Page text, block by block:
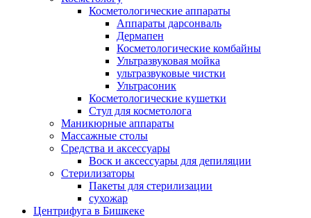
Косметологические аппараты
Аппараты дарсонваль
Дермапен
Косметологические комбайны
Ультразвуковая мойка
ультразвуковые чистки
Ультрасоник
Косметологические кушетки
Стул для косметолога
Маникюрные аппараты
Массажные столы
Средства и аксессуары
Воск и аксессуары для депиляции
Стерилизаторы
Пакеты для стерилизации
сухожар
Центрифуга в Бишкеке